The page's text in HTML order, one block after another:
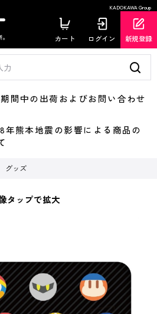
KADOKAWA Group
カート ログイン 新規登録
中の出荷およびお問い合わせ
熊本地震の影響による商品の
グッズ
タップで拡大